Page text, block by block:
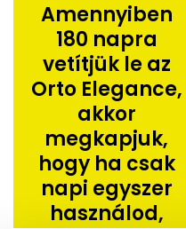
Amennyiben
180 napra
vetítjük le az
Orto Elegance,
akkor
megkapjuk,
hogy ha csak
napi egyszer
használod,